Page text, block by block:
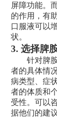
屏障功能。
的作用，有
口服液可以
状。
3. 选择脾
针对脾胺
者的具体情
病类型、症
者的体质和
受性。可以
据他们的建